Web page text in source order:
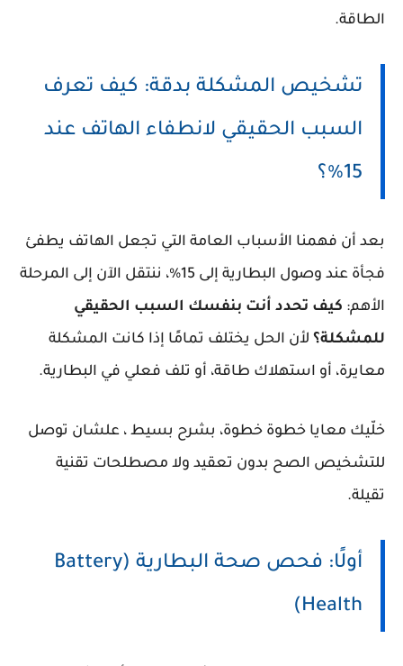
الطاقة.
تشخيص المشكلة بدقة: كيف تعرف
السبب الحقيقي لانطفاء الهاتف عند
15%؟
بعد أن فهمنا الأسباب العامة التي تجعل الهاتف يطفئ
فجأة عند وصول البطارية إلى 15%، ننتقل الآن إلى المرحلة
الأهم: كيف تحدد أنت بنفسك السبب الحقيقي
للمشكلة؟ لأن الحل يختلف تمامًا إذا كانت المشكلة
معايرة، أو استهلاك طاقة، أو تلف فعلي في البطارية.
خلّيك معايا خطوة خطوة، بشرح بسيط ، علشان توصل
للتشخيص الصح بدون تعقيد ولا مصطلحات تقنية
تقيلة.
أولًا: فحص صحة البطارية (Battery
Health)